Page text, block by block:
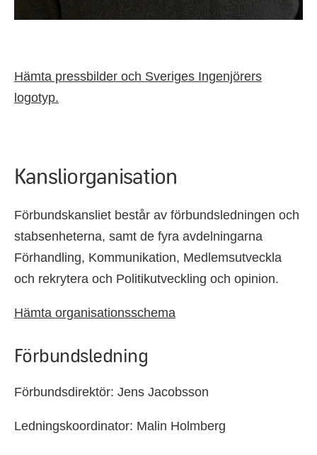
Hämta pressbilder och Sveriges Ingenjörers
logotyp.
Kansliorganisation
Förbundskansliet består av förbundsledningen och
stabsenheterna, samt de fyra avdelningarna
Förhandling, Kommunikation, Medlemsutveckla
och rekrytera och Politikutveckling och opinion.
Hämta organisationsschema
Förbundsledning
Förbundsdirektör: Jens Jacobsson
Ledningskoordinator: Malin Holmberg